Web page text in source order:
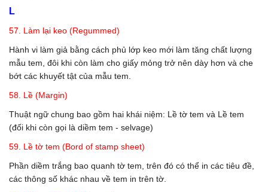
L
57. Làm lại keo (Regummed)
Hành vi làm giả bằng cách phủ lớp keo mới làm tăng chất lượng
mẫu tem, đôi khi còn làm cho giấy mỏng trở nên dày hơn và che
bớt các khuyết tật của mẫu tem.
58. Lề (Margin)
Thuật ngữ chung bao gồm hai khái niệm: Lề tờ tem và Lề tem
(đối khi còn gọi là diềm tem - selvage)
59. Lề tờ tem (Bord of stamp sheet)
Phần diềm trắng bao quanh tờ tem, trên đó có thể in các tiêu đề,
các thông số khác nhau về tem in trên tờ.